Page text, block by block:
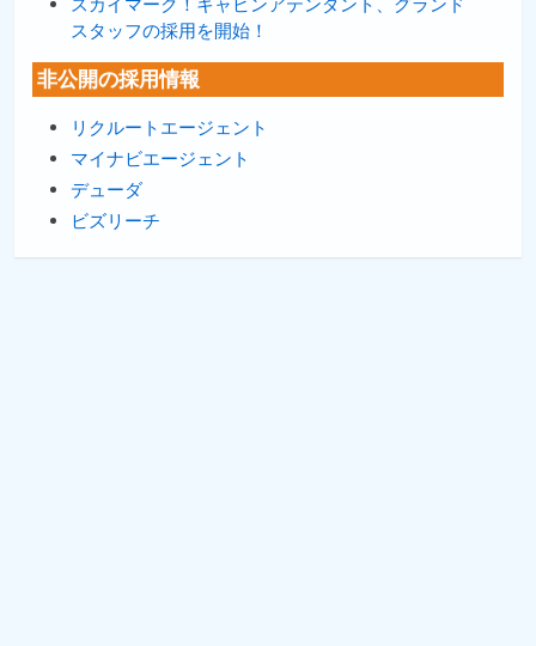
スタッフの採用を開始！
非公開の採用情報
リクルートエージェント
マイナビエージェント
デューダ
ビズリーチ